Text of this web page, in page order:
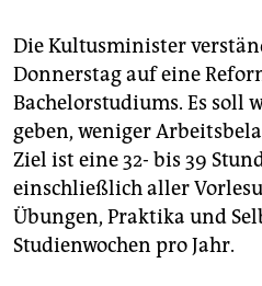
Die Kultusminister
Donnerstag auf eine
Bachelorstudiums. Es soll
geben, weniger
Ziel ist eine 32- bis 39
einschließlich aller
Übungen, Praktika und
Studienwochen pro Jahr.